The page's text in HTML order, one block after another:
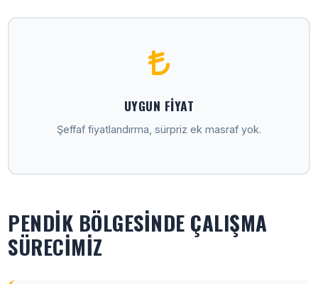
UYGUN FIYAT
Şeffaf fiyatlandırma, sürpriz ek masraf yok.
PENDIK BÖLGESINDE ÇALIŞMA
SÜRECIMIZ